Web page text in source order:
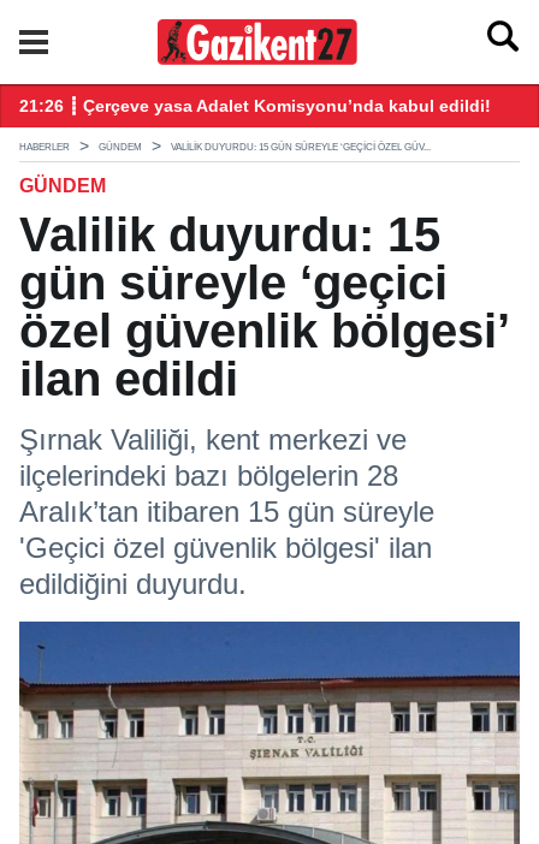
21:26 ┋ Çerçeve yasa Adalet Komisyonu’nda kabul edildi!
HABERLER GÜNDEM VALILIK DUYURDU: 15 GÜN SÜREYLE ‘GEÇICI ÖZEL GÜV...
GÜNDEM
Valilik duyurdu: 15
gün süreyle ‘geçici
özel güvenlik bölgesi’
ilan edildi
Şırnak Valiliği, kent merkezi ve
ilçelerindeki bazı bölgelerin 28
Aralık’tan itibaren 15 gün süreyle
'Geçici özel güvenlik bölgesi' ilan
edildiğini duyurdu.